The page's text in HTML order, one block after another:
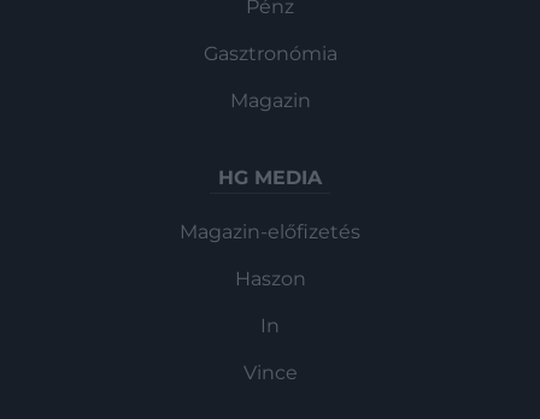
Pénz
Gasztronómia
Magazin
HG MEDIA
Magazin-előfizetés
Haszon
In
Vince